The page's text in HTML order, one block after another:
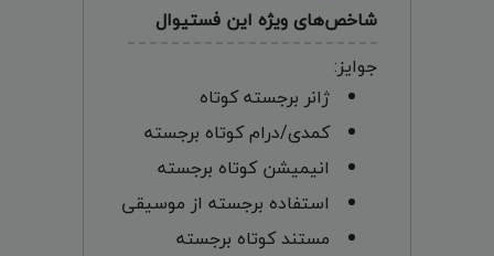
شاخص‌های ویژه این فستیوال
جوایز:
ژانر برجسته کوتاه
کمدی/درام کوتاه برجسته
انیمیشن کوتاه برجسته
استفاده برجسته از موسیقی
مستند کوتاه برجسته